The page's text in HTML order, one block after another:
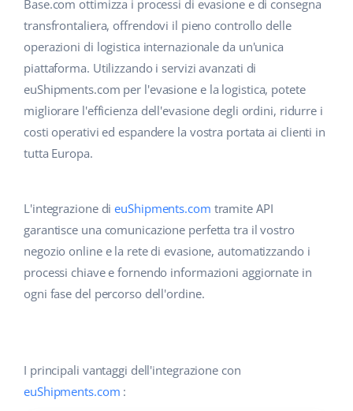
Gestione Spedizioni
Workflow Automation
Base Connect
AI per l'e-commerce
Prodotti per bambini
Elettronica
Automotive
Food&Grocery
Centro Assistenza
Academy
Servizi
Altro
Calcolatore dei vantaggi
Collaborazione e partner
english (GB)
english (IN)
deutsch
español (AR)
español (MX)
polski
Base.com ottimizza i processi di evasione e di consegna
transfrontaliera, offrendovi il pieno controllo delle
operazioni di logistica internazionale da un'unica
piattaforma. Utilizzando i servizi avanzati di
euShipments.com per l'evasione e la logistica, potete
migliorare l'efficienza dell'evasione degli ordini, ridurre i
costi operativi ed espandere la vostra portata ai clienti in
tutta Europa.
L'integrazione dieuShipments.com tramite API
garantisce una comunicazione perfetta tra il vostro
negozio online e la rete di evasione, automatizzando i
processi chiave e fornendo informazioni aggiornate in
ogni fase del percorso dell'ordine.
I principali vantaggi dell'integrazione con
euShipments.com :